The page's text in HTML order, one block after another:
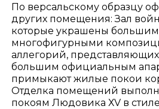
По версальскому образцу
других помещения: Зал
которые украшены
многофигурными
аллегорий,
большим официальным
примыкают жилые покои
Отделка помещений
покоям Людовика ХV в